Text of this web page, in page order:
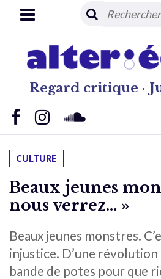
Regard critique ·
CULTURE
Beaux jeunes
nous verrez… »
Beaux jeunes monstres.
injustice. D’une révolution
bande de potes pour que